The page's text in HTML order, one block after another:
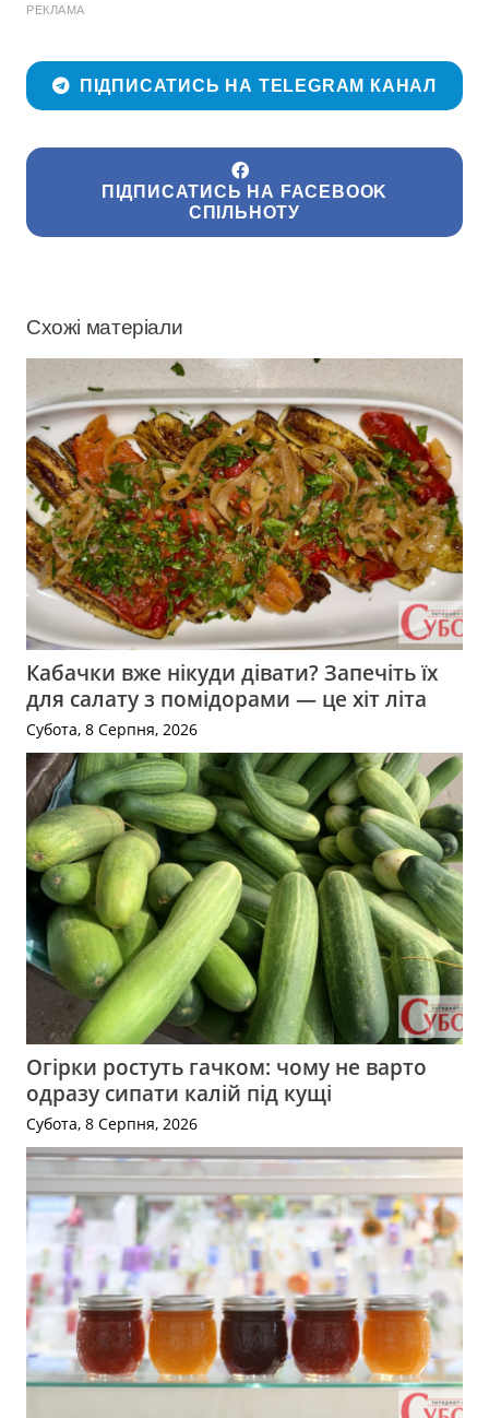
РЕКЛАМА
ПІДПИСАТИСЬ НА TELEGRAM КАНАЛ
ПІДПИСАТИСЬ НА FACEBOOK
СПІЛЬНОТУ
Схожі матеріали
Кабачки вже нікуди дівати? Запечіть їх
для салату з помідорами — це хіт літа
Субота, 8 Серпня, 2026
Огірки ростуть гачком: чому не варто
одразу сипати калій під кущі
Субота, 8 Серпня, 2026